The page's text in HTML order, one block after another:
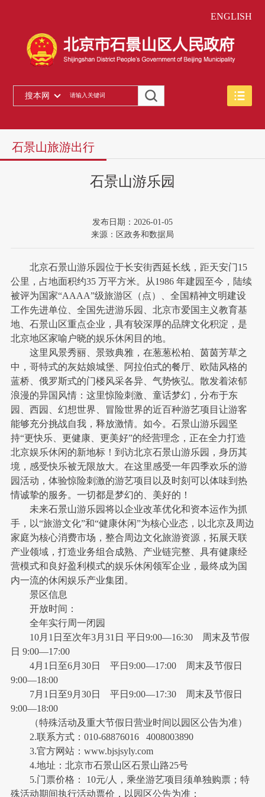
ENGLISH
搜本网
石景山旅游出行
石景山游乐园
发布日期：2026-01-05
来源：区政务和数据局
北京石景山游乐园位于长安街西延长线，距天安门15
公里，占地面积约35 万平方米。从1986 年建园至今，陆续
被评为国家“AAAA”级旅游区（点）、全国精神文明建设
工作先进单位、全国先进游乐园、北京市爱国主义教育基
地、石景山区重点企业，具有较深厚的品牌文化积淀，是
北京地区家喻户晓的娱乐休闲目的地。
这里风景秀丽、景致典雅，在葱葱松柏、茵茵芳草之
中，哥特式的灰姑娘城堡、阿拉伯式的餐厅、欧陆风格的
蓝桥、俄罗斯式的门楼风采各异、气势恢弘。散发着浓郁
浪漫的异国风情：这里惊险刺激、童话梦幻，分布于东
园、西园、幻想世界、冒险世界的近百种游艺项目让游客
能够充分挑战自我，释放激情。如今。石景山游乐园坚
持“更快乐、更健康、更美好”的经营理念，正在全力打造
北京娱乐休闲的新地标！到访北京石景山游乐园，身历其
境，感受快乐被无限放大。在这里感受一年四季欢乐的游
园活动，体验惊险刺激的游艺项目以及时刻可以体味到热
情诚挚的服务。一切都是梦幻的、美好的！
未来石景山游乐园将以企业改革优化和资本运作为抓
手，以“旅游文化”和“健康休闲”为核心业态，以北京及周边
家庭为核心消费市场，整合周边文化旅游资源，拓展天联
产业领域，打造业务组合成熟、产业链完整、具有健康经
营模式和良好盈利模式的娱乐休闲领军企业，最终成为国
内一流的休闲娱乐产业集团。
景区信息
开放时间：
全年实行周一闭园
10月1日至次年3月31日 平日9:00—16:30 周末及节假
日 9:00—17:00
4月1日至6月30日 平日9:00—17:00 周末及节假日
9:00—18:00
7月1日至9月30日 平日9:00—17:30 周末及节假日
9:00—18:00
（特殊活动及重大节假日营业时间以园区公告为准）
2.联系方式：010-68876016 4008003890
3.官方网站：www.bjsjsyly.com
4.地址：北京市石景山区石景山路25号
5.门票价格： 10元/人，乘坐游艺项目须单独购票；特
殊活动期间执行活动票价，以园区公告为准；